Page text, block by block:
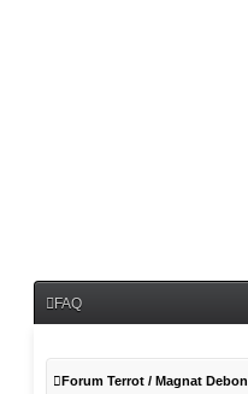
FAQ
Forum Terrot / Magnat Debon